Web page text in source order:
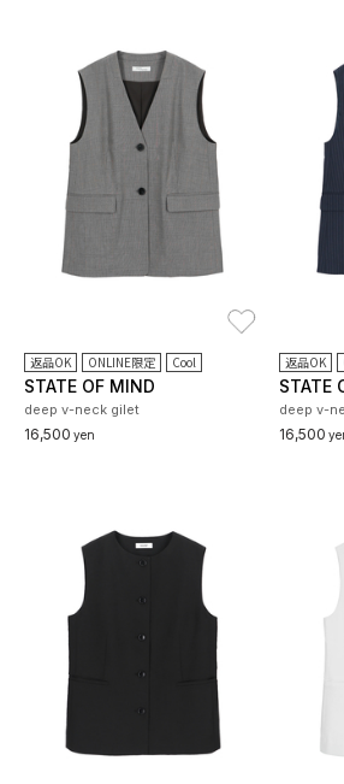
返品OK ONLINE限定 Cool
STATE OF MIND
deep v-neck gilet
16,500 yen
返品OK
STATE
deep v-
16,500